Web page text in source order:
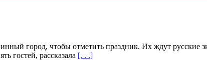
город, чтобы отметить праздник. Их ждут русские
гостей, рассказала [. . .]